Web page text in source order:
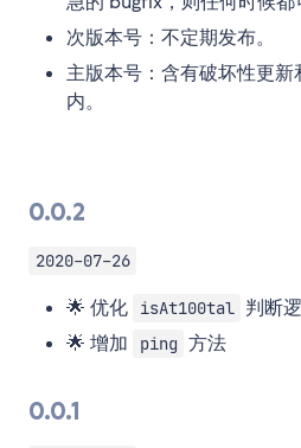
次版本号：不定期发布。
主版本号：含有破坏性更
内。
0.0.2
2020-07-26
🌟 优化 isAt100tal 判断
🌟 增加
ping 方法
0.0.1